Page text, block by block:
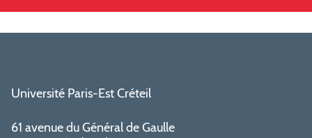
Université Paris-Est Créteil
61 avenue du Général de Gaulle